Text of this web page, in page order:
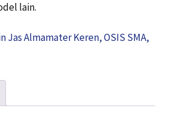
lain.
Jas Almamater Keren, OSIS SMA,